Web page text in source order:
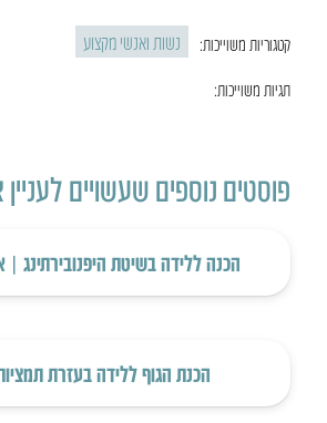
קטגוריות משוייכות: נשות ואנשי מקצוע
תגיות משוייכות:
פוסטים נוספים שעשויים
הכנה ללידה בשיטת היפנובירתינג |
הכנת הגוף ללידה בעזרת